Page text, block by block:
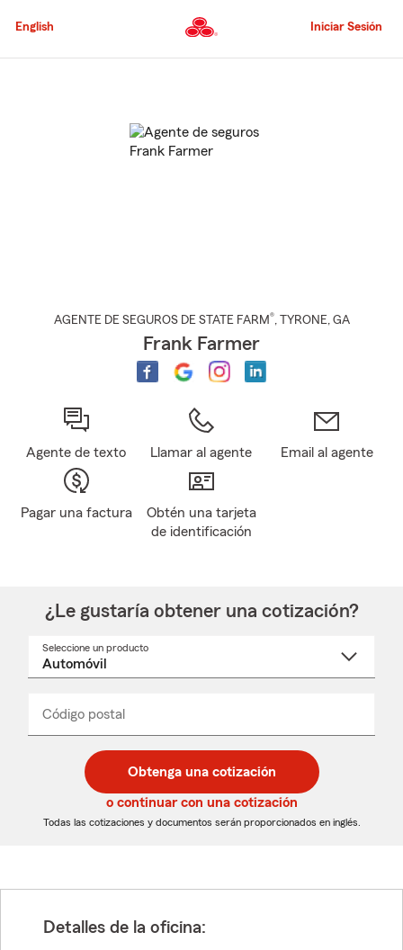
al
principal
English Iniciar Sesión
AGENTE DE SEGUROS DE STATE FARM®, TYRONE, GA
Frank Farmer
Agente de texto Llamar al agente Email al agente
Pagar una factura
Obtén una tarjeta
de identificación
¿Le gustaría obtener una cotización?
Seleccione un producto
desplegable
Código postal
de
5
dígitos
de
5
dígitos
_____
Obtenga una cotización
o continuar con una cotización
Todas las cotizaciones y documentos serán proporcionados en inglés.
Detalles de la oficina: